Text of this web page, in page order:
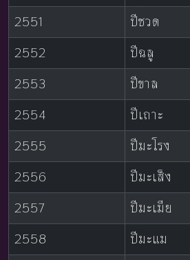
2551
ปีชวด
2552
ปีฉลู
2553
ปีขาล
2554
ปีเถาะ
2555
ปีมะโรง
2556
ปีมะเส็ง
2557
ปีมะเมีย
2558
ปีมะแม